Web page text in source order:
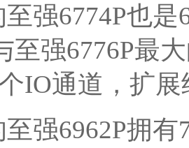
强6774P也
至强6776P最
IO通道，扩
强6962P拥